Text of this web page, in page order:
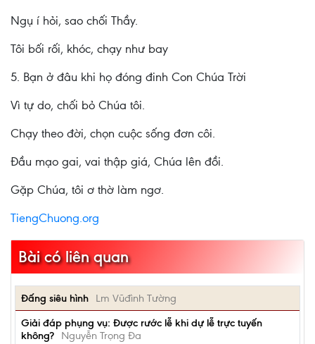
Ngụ í hỏi, sao chối Thầy.
Tôi bối rối, khóc, chạy như bay
5. Bạn ở đâu khi họ đóng đinh Con Chúa Trời
Vì tự do, chối bỏ Chúa tôi.
Chạy theo đời, chọn cuộc sống đơn côi.
Đầu mạo gai, vai thập giá, Chúa lên đồi.
Gặp Chúa, tôi ơ thờ làm ngơ.
TiengChuong.org
Bài có liên quan
Đấng siêu hình
Lm Vũđình Tường
Giải đáp phụng vụ: Được rước lễ khi dự lễ trực tuyến
không?
Nguyễn Trọng Đa